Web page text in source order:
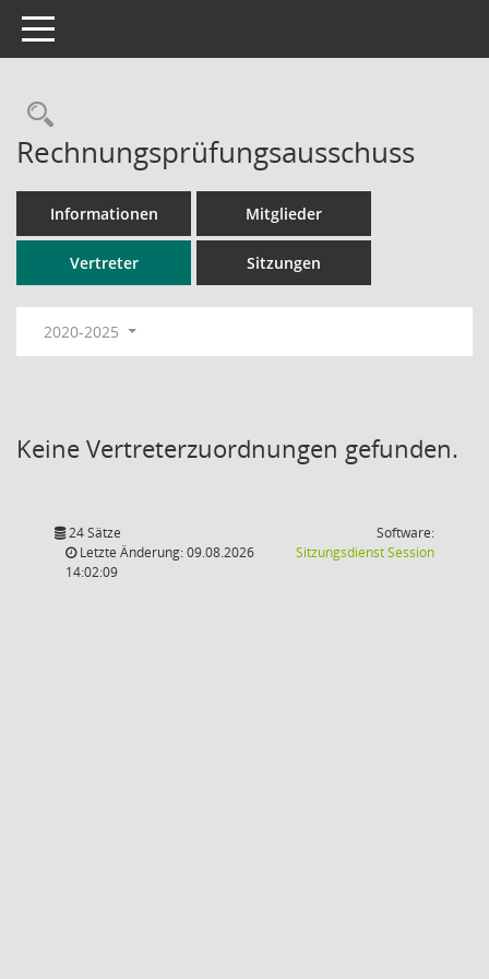
Toggle navigation
Rechercheauswahl
Rechnungsprüfungsausschuss
Informationen Mitglieder
Vertreter Sitzungen
2020-2025
Keine Vertreterzuordnungen gefunden.
24 Sätze
Letzte Änderung: 09.08.2026
14:02:09
Software:
SitzungsdienstSession(Wird in